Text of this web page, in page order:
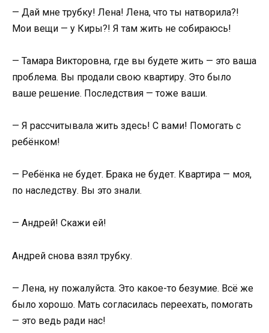
— Дай мне трубку! Лена! Лена, что ты натворила?!
Мои вещи — у Киры?! Я там жить не собираюсь!
— Тамара Викторовна, где вы будете жить — это ваша
проблема. Вы продали свою квартиру. Это было
ваше решение. Последствия — тоже ваши.
— Я рассчитывала жить здесь! С вами! Помогать с
ребёнком!
— Ребёнка не будет. Брака не будет. Квартира — моя,
по наследству. Вы это знали.
— Андрей! Скажи ей!
Андрей снова взял трубку.
— Лена, ну пожалуйста. Это какое-то безумие. Всё же
было хорошо. Мать согласилась переехать, помогать
— это ведь ради нас!